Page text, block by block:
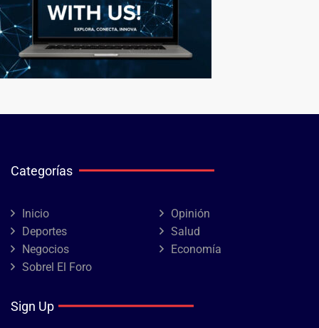
Categorías
Inicio
Opinión
Deportes
Salud
Negocios
Economía
Sobrel El Foro
Sign Up